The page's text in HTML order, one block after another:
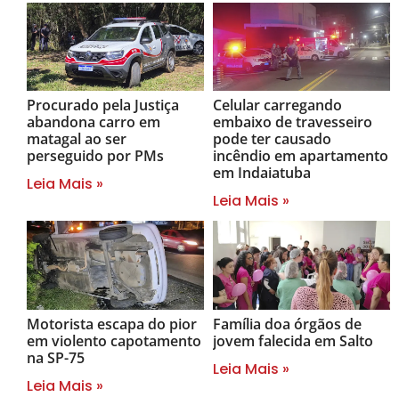
Procurado pela Justiça
abandona carro em
matagal ao ser
perseguido por PMs
Leia Mais »
Celular carregando
embaixo de travesseiro
pode ter causado
incêndio em apartamento
em Indaiatuba
Leia Mais »
Motorista escapa do pior
em violento capotamento
na SP-75
Leia Mais »
Família doa órgãos de
jovem falecida em Salto
Leia Mais »